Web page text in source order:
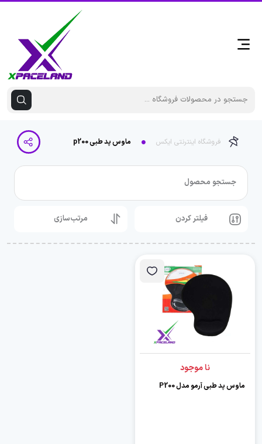
فروشگاه اینترنتی ایکس ماوس پد طبی p200
جستجو محصول
فیلتر کردن مرتب‌سازی
نا موجود
ماوس پد طبی آرمو مدل P200